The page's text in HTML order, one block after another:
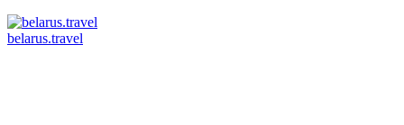
belarus.travel